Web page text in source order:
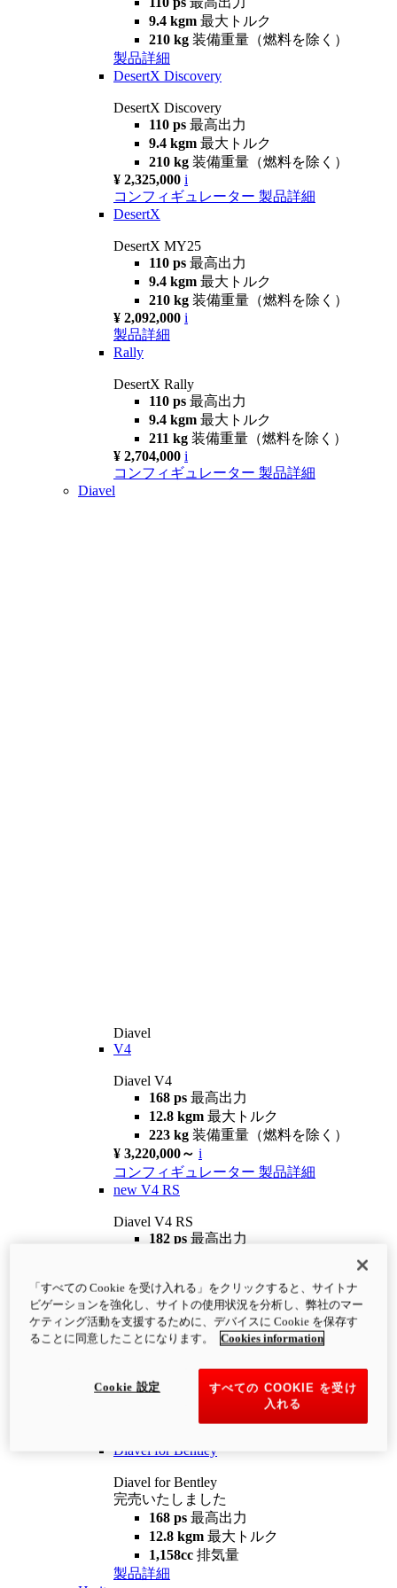
9.4 kgm 最大トルク
210 kg 装備重量（燃料を除く）
製品詳細
DesertX Discovery
DesertX Discovery
110 ps 最高出力
9.4 kgm 最大トルク
210 kg 装備重量（燃料を除く）
¥ 2,325,000 i
コンフィギュレーター 製品詳細
DesertX
DesertX MY25
110 ps 最高出力
9.4 kgm 最大トルク
210 kg 装備重量（燃料を除く）
¥ 2,092,000 i
製品詳細
Rally
DesertX Rally
110 ps 最高出力
9.4 kgm 最大トルク
211 kg 装備重量（燃料を除く）
¥ 2,704,000 i
コンフィギュレーター 製品詳細
Diavel
Diavel
V4
Diavel V4
168 ps 最高出力
12.8 kgm 最大トルク
223 kg 装備重量（燃料を除く）
¥ 3,220,000～ i
コンフィギュレーター 製品詳細
new V4 RS
Diavel V4 RS
182 ps 最高出力
¥4,400,000 i
コンフィギュレーター 製品詳細
newV4 RS 100
12.2 kgm
最大トルク
装備重量（燃料を除く）
Diavel for Bentley
Diavel for Bentley
完売いたしました
168 ps 最高出力
12.8 kgm 最大トルク
1,158cc 排気量
製品詳細
「すべての Cookie を受け入れる」をクリックすると、サイトナ
ビゲーションを強化し、サイトの使用状況を分析し、弊社のマー
ケティング活動を支援するために、デバイスに Cookie を保存す
ることに同意したことになります。
Cookies information
すべての COOKIE を受け
入れる
Cookie 設定